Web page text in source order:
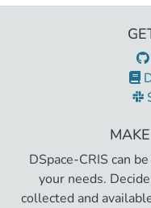
DSpace-CRIS can
your needs.
collected and